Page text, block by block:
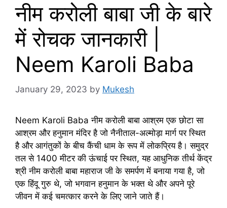
नीम करोली बाबा जी के बारे
में रोचक जानकारी |
Neem Karoli Baba
January 29, 2023 by Mukesh
Neem Karoli Baba नीम करोली बाबा आश्रम एक छोटा सा
आश्रम और हनुमान मंदिर है जो नैनीताल-अल्मोड़ा मार्ग पर स्थित
है और आगंतुकों के बीच कैंची धाम के रूप में लोकप्रिय है। समुद्र
तल से 1400 मीटर की ऊंचाई पर स्थित, यह आधुनिक तीर्थ केंद्र
श्री नीम करोली बाबा महाराज जी के समर्पण में बनाया गया है, जो
एक हिंदू गुरु थे, जो भगवान हनुमान के भक्त थे और अपने पूरे
जीवन में कई चमत्कार करने के लिए जाने जाते हैं।